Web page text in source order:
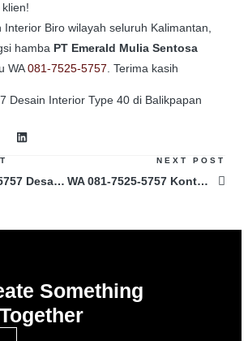
Biro wilayah seluruh Kalimantan,
hamba PT Emerald Mulia Sentosa
WA081-7525-5757 . Terima kasih
Desain Interior Type 40 di Balikpapan
WA 081-7525-5757 Desain Interior Kamar Tidur di Pontianak
NEXT POST
WA 081-7525-5757 Kontraktor Desain Interior Futuristik di Pontianak
Something